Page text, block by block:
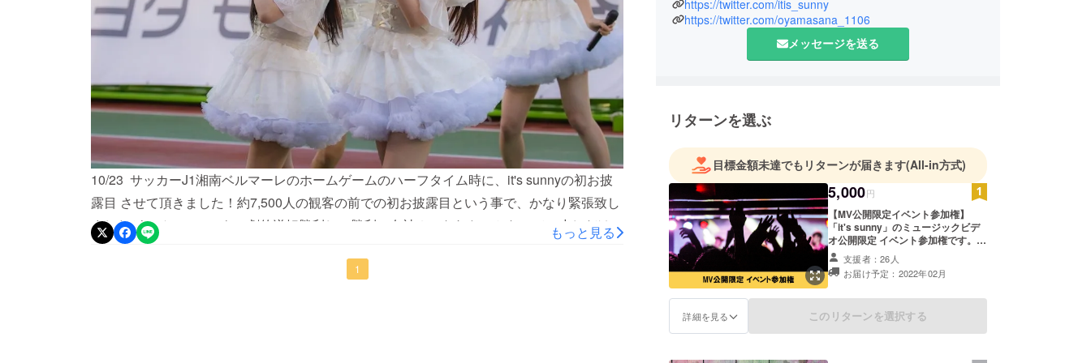
10/23 サッカーJ1湘南ベルマーレのホームゲームのハーフタイム時に、it's sunnyの初お披
露目 させて頂きました！約7,500人の観客の前での初お披露目という事で、かなり緊張致し
ましたが、ベルマーレも、劇的逆転勝利し、勝利の女神？になれたのかなって、少しだけ
思ってます！ここでお披露目したデビュー曲のMV制作をしたいので、みなさま、引き続き
のご支援・ご協力どうぞよろしくお願い申し上げます！まだまだ、デビューしたばかりで、
もっと見る
1
https://twitter.com/itis_sunny
https://twitter.com/oyamasana_1106
メッセージを送る
リターンを選ぶ
目標金額未達でもリターンが届きます(All-in方式)
5,000円
【MV公開限定イベント参加権】
「it's sunny」のミュージックビデ
オ公開限定 イベント参加権です。 ■
イベントについて 日時：2022年2月
中旬 場所：都内会場を予定していま
す 詳細：MV映像公開、ライブ、
限定イベントですので一般販売はい
支援者：26人
お届け予定：2022年02月
詳細を見る このリターンを選択する